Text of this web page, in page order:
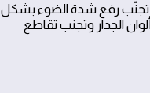
تجنّب رفع شدة الضوء بشكل
الجدار وتجنب تقاطع